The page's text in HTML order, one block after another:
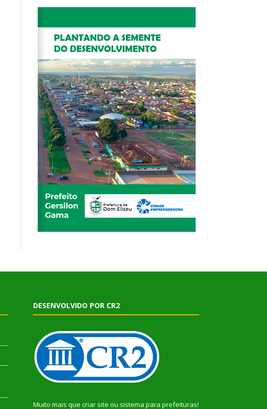
DESENVOLVIDO POR CR2
Muito mais que criar site ou sistema para prefeituras!